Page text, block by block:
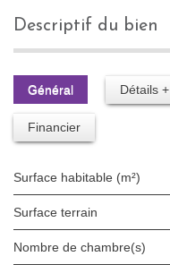
descriptif du bien
Général Détails +
Financier
Surface habitable (m²)
surface terrain
Nombre de chambre(s)